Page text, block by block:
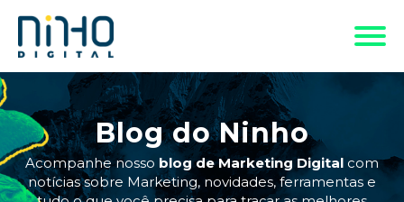
Blog do Ninho
Acompanhe nosso blog de Marketing Digital com
notícias sobre Marketing, novidades, ferramentas e